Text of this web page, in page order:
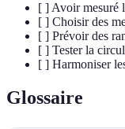
[ ] Avoir mesuré
[ ] Choisir des
[ ] Prévoir des
[ ] Tester la
[ ] Harmoniser
Glossaire